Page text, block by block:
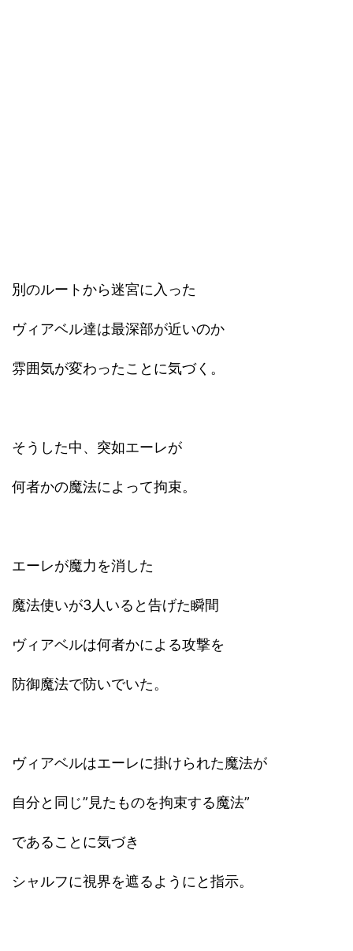
別のルートから迷宮に入った
ヴィアベル達は最深部が近いのか
雰囲気が変わったことに気づく。
そうした中、突如エーレが
何者かの魔法によって拘束。
エーレが魔力を消した
魔法使いが3人いると告げた瞬間
ヴィアベルは何者かによる攻撃を
防御魔法で防いでいた。
ヴィアベルはエーレに掛けられた魔法が
自分と同じ”見たものを拘束する魔法”
であることに気づき
シャルフに視界を遮るようにと指示。